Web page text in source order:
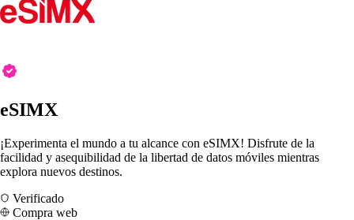
eSIMX
¡Experimenta el mundo a tu alcance con eSIMX! Disfrute de la
facilidad y asequibilidad de la libertad de datos móviles mientras
explora nuevos destinos.
Verificado
Compra web